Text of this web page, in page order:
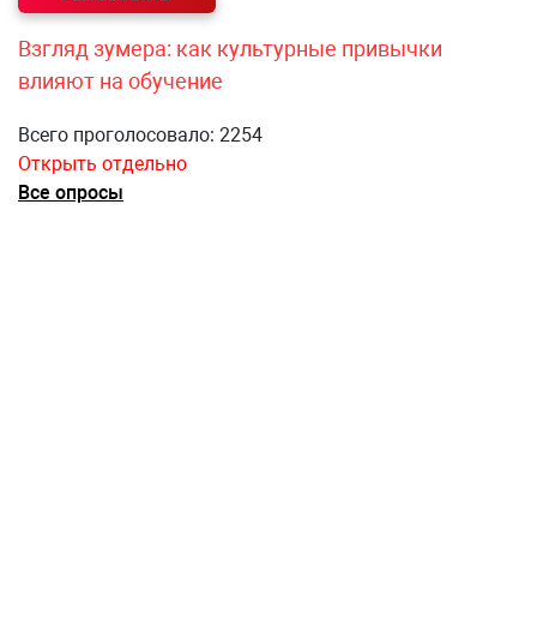
Взгляд зумера: как культурные привычки
влияют на обучение
Всего проголосовало: 2254
Открыть отдельно
Все опросы